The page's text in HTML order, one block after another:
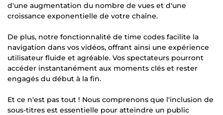
d'une augmentation du nombre de vues et d'une
croissance exponentielle de votre chaîne.
De plus, notre fonctionnalité de time codes facilite la
navigation dans vos vidéos, offrant ainsi une expérience
utilisateur fluide et agréable. Vos spectateurs pourront
accéder instantanément aux moments clés et rester
engagés du début à la fin.
Et ce n'est pas tout ! Nous comprenons que l'inclusion de
sous-titres est essentielle pour atteindre un public